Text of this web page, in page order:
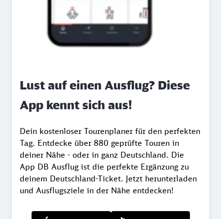
Lust auf einen Ausflug? Diese
App kennt sich aus!
Dein kostenloser Tourenplaner für den perfekten
Tag. Entdecke über 880 geprüfte Touren in
deiner Nähe - oder in ganz Deutschland. Die
App DB Ausflug ist die perfekte Ergänzung zu
deinem Deutschland-Ticket. Jetzt herunterladen
und Ausflugsziele in der Nähe entdecken!